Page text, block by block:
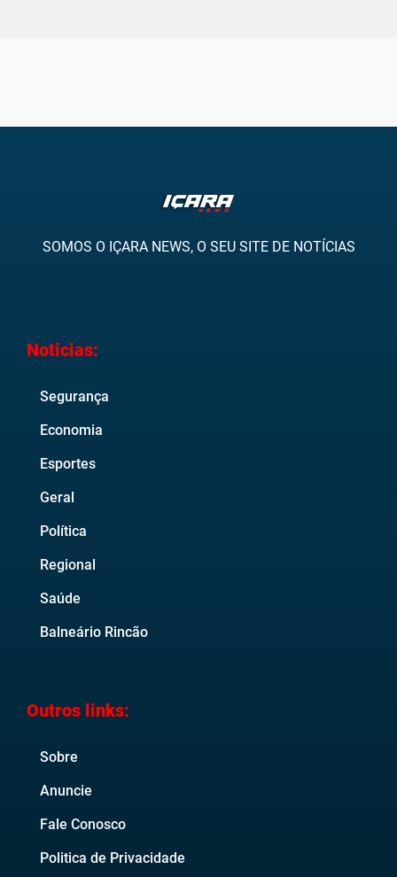
SOMOS O IÇARA NEWS, O SEU SITE DE NOTÍCIAS
Noticias:
Segurança
Economia
Esportes
Geral
Política
Regional
Saúde
Balneário Rincão
Outros links:
Sobre
Anuncie
Fale Conosco
Politica de Privacidade